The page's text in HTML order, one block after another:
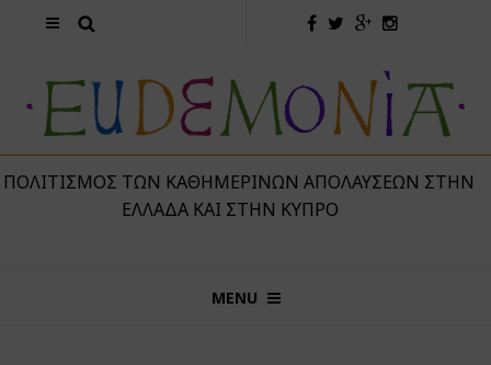
ΤΩΝ ΚΑΘΗΜΕΡΙΝΏΝ ΑΠΟΛΑΎΣΕΩΝ ΣΤΗΝ
ΕΛΛΆΔΑ ΚΑΙ ΣΤΗΝ ΚΎΠΡΟ
MENU